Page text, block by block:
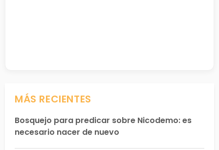
MÁS RECIENTES
Bosquejo para predicar sobre Nicodemo: es
necesario nacer de nuevo